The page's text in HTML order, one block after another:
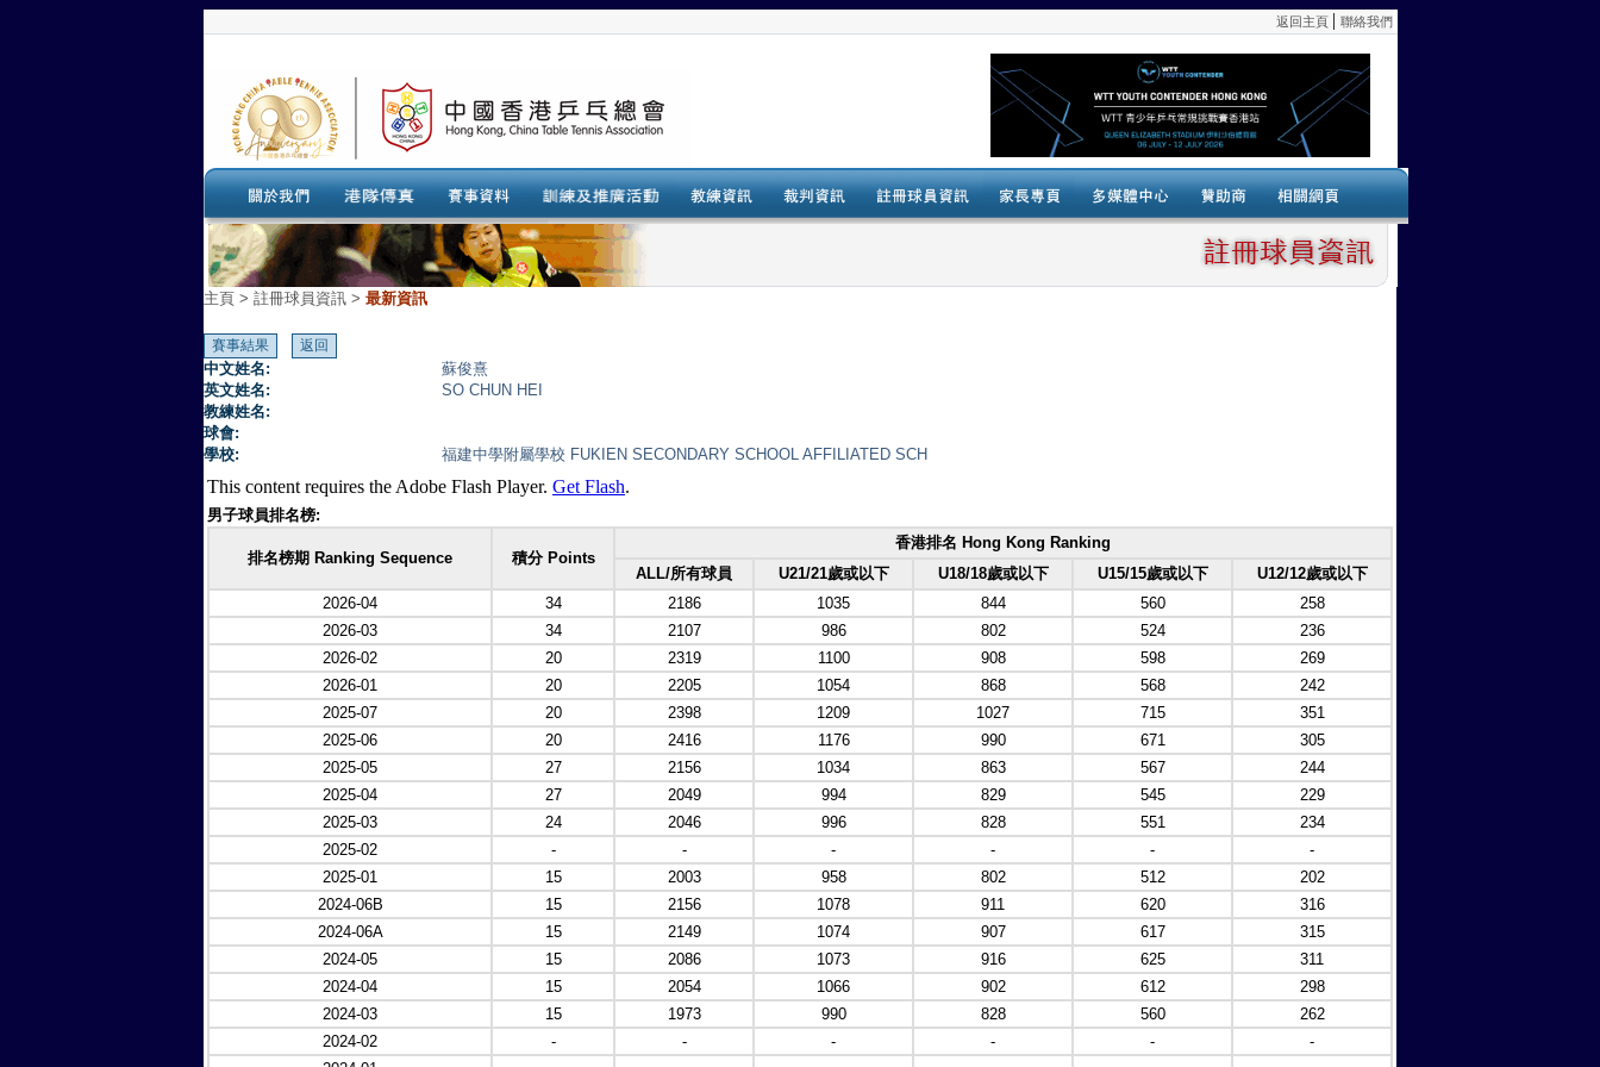
主頁 > 註冊球員資訊 > 最新資訊
中文姓名:
蘇俊熹
英文姓名:
SO CHUN HEI
教練姓名:
球會:
學校:
福建中學附屬學校 FUKIEN SECONDARY SCHOOL AFFILIATED SCH
This content requires the Adobe Flash Player. Get Flash.
男子球員排名榜:
排名榜期 Ranking Sequence 積分 Points
香港排名 Hong Kong Ranking
ALL/所有球員
U21/21歲或以下 U18/18歲或以下 U15/15歲或以下
U12/12歲或以下
2026-04
34 2186 1035 844 560
258
2026-03
34 2107 986 802 524
236
2026-02
20 2319 1100 908 598
269
2026-01
20 2205 1054 868 568
242
2025-07
20 2398 1209 1027 715
351
2025-06
20 2416 1176 990 671
305
2025-05
27 2156 1034 863 567
244
2025-04
27 2049 994 829 545
229
2025-03
24 2046 996 828 551
234
2025-02
- - - - -
-
2025-01
15 2003 958 802 512
202
2024-06B
15 2156 1078 911 620
316
2024-06A
15 2149 1074 907 617
315
2024-05
15 2086 1073 916 625
311
2024-04
15 2054 1066 902 612
298
2024-03
15 1973 990 828 560
262
2024-02
- - - - -
-